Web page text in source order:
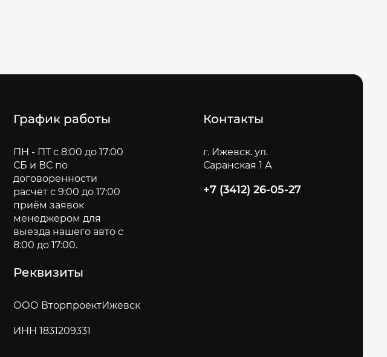
График работы
ПН - ПТ с 8:00 до 17:00
СБ и ВС по
договоренности
расчёт с 9:00 до 17:00
приём заявок
менеджером для
выезда нашего авто с
8:00 до 17:00.
Реквизиты
ООО ВторпроектИжевск
ИНН 1831209331
Контакты
г. Ижевск. ул.
Саранская 1 А
+7 (3412) 26-05-27